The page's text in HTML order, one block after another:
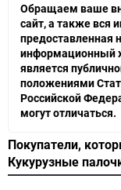
Обращаем ваше
сайт, а также вся
предоставленная
информационный
является
положениями
Российской
могут отличаться.
Покупатели,
Кукурузные